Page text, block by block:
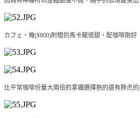
カフェ・俺(¥800)附贈的馬卡龍很甜，配咖啡剛好
比平常咖啡份量大兩倍的拿鐵選擇熱的還有胖虎